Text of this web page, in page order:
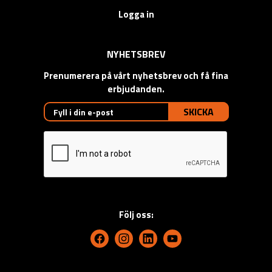
Logga in
NYHETSBREV
Prenumerera på vårt nyhetsbrev och få fina
erbjudanden.
SKICKA
Följ oss: